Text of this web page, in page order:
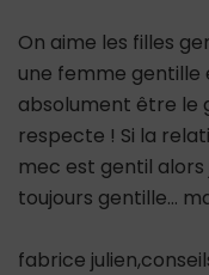
On aime les filles
une femme gentille
absolument être le
respecte ! Si la
mec est gentil
toujours gentille…
fabrice